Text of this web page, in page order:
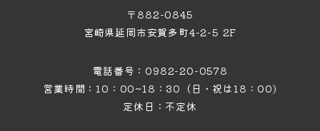
〒882-0845
宮崎県延岡市安賀多町4−2−5 2F
電話番号：0982-20-0578
営業時間：10：00~18：30（日・祝は18：00)
定休日：不定休